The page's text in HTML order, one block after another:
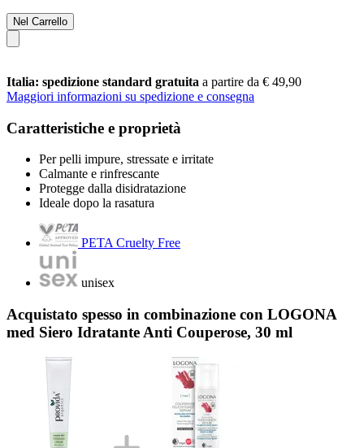
Nel Carrello
Italia: spedizione standard gratuita a partire da € 49,90
Maggiori informazioni su spedizione e consegna
Caratteristiche e proprietà
Per pelli impure, stressate e irritate
Calmante e rinfrescante
Protegge dalla disidratazione
Ideale dopo la rasatura
PETA Cruelty Free
unisex
Acquistato spesso in combinazione con LOGONA
med Siero Idratante Anti Couperose, 30 ml